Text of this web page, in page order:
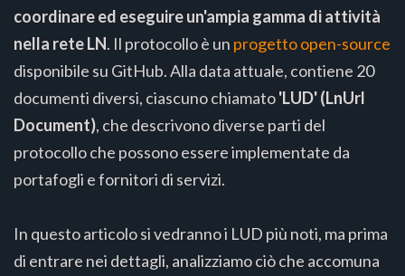
coordinare ed eseguire un'ampia gamma di attività
nella rete LN. Il protocollo è un progetto open-source
disponibile su GitHub. Alla data attuale, contiene 20
documenti diversi, ciascuno chiamato'LUD' (LnUrl
Document), che descrivono diverse parti del
protocollo che possono essere implementate da
portafogli e fornitori di servizi.
In questo articolo si vedranno i LUD più noti, ma prima
di entrare nei dettagli, analizziamo ciò che accomuna